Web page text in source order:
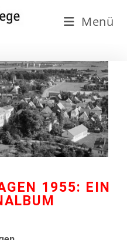
Menü
1955: EIN